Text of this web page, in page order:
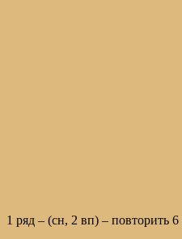
1 ряд – (сн, 2 вп) – повторить